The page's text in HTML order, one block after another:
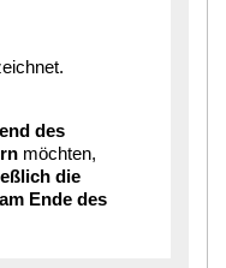
des
möchten,
die
Ende des